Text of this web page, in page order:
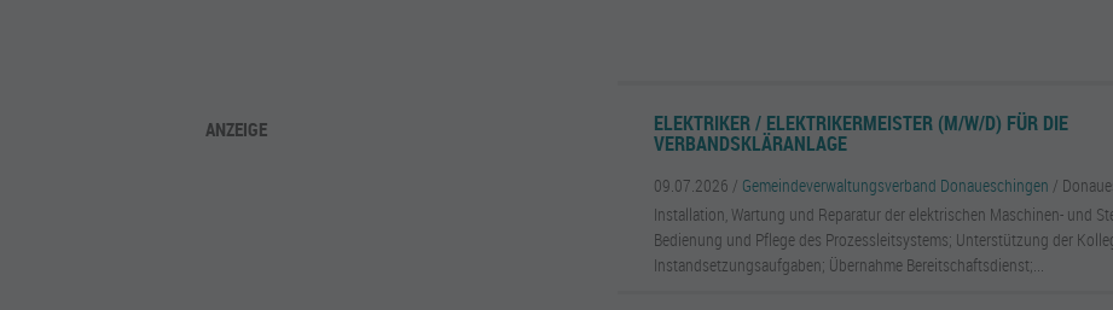
ANZEIGE ELEKTRIKER / ELEKTRIKERMEISTER (M/W/D) FÜR DIE
VERBANDSKLÄRANLAGE
09.07.2026 / Gemeindeverwaltungsverband Donaueschingen /
Installation, Wartung und Reparatur der elektrischen Maschinen- und
Bedienung und Pflege des Prozessleitsystems; Unterstützung der
Instandsetzungsaufgaben; Übernahme Bereitschaftsdienst;...